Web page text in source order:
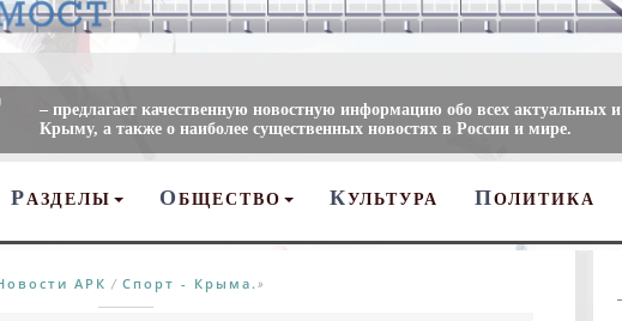
– предлагает качественную новостную информацию обо всех актуальных
Крыму, а также о наиболее существенных новостях в России и мире.
Р АЗДЕЛЫ О БЩЕСТВО КУЛЬТУРА ПОЛИТИКА
АРК / Спорт - Крыма. »